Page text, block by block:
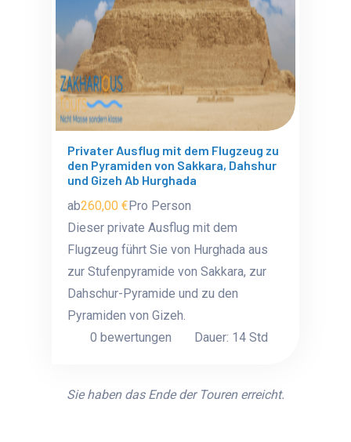
Privater Ausflug mit dem Flugzeug zu
den Pyramiden von Sakkara, Dahshur
und Gizeh Ab Hurghada
ab260,00 €Pro Person
Dieser private Ausflug mit dem
Flugzeug führt Sie von Hurghada aus
zur Stufenpyramide von Sakkara, zur
Dahschur-Pyramide und zu den
Pyramiden von Gizeh.
0 bewertungen
Dauer: 14 Std
Sie haben das Ende der Touren erreicht.